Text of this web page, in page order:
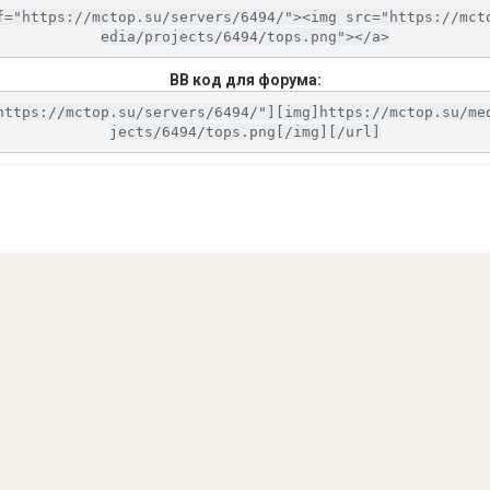
mctop.su/servers/6494/"><img src="https://
edia/projects/6494/tops.png"></a>
BB код для форума:
mctop.su/servers/6494/"][img]https://mctop.su/
jects/6494/tops.png[/img][/url]